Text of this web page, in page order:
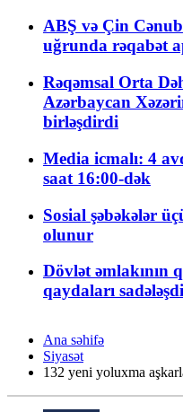
ABŞ və Çin
uğrunda rəqabət
Rəqəmsal Orta
Azərbaycan
birləşdirdi
Media icmalı: 4
saat 16:00-dək
Sosial şəbəkələr
olunur
Dövlət əmlakının
qaydaları
Ana səhifə
Siyasət
132 yeni yoluxma